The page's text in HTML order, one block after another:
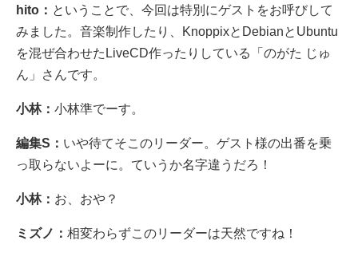
hito： ということで、今回は特別にゲストをお呼びして
みました。音楽制作したり、KnoppixとDebianとUbuntu
を混ぜ合わせたLiveCD作ったりしている「のがた じゅ
ん」さんです。
小林： 小林準でーす。
編集S： いや待てそこのリーダー。ゲスト様の出番を乗
っ取らないよーに。ていうか名字違うだろ！
小林： お、おや？
ミズノ： 相変わらずこのリーダーは天然ですね！